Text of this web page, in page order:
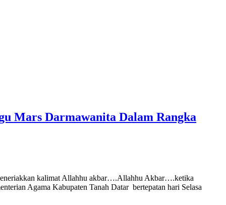
Mars Darmawanita Dalam Rangka
kalimat Allahhu akbar….Allahhu Akbar….ketika
Agama Kabupaten Tanah Datar bertepatan hari Selasa